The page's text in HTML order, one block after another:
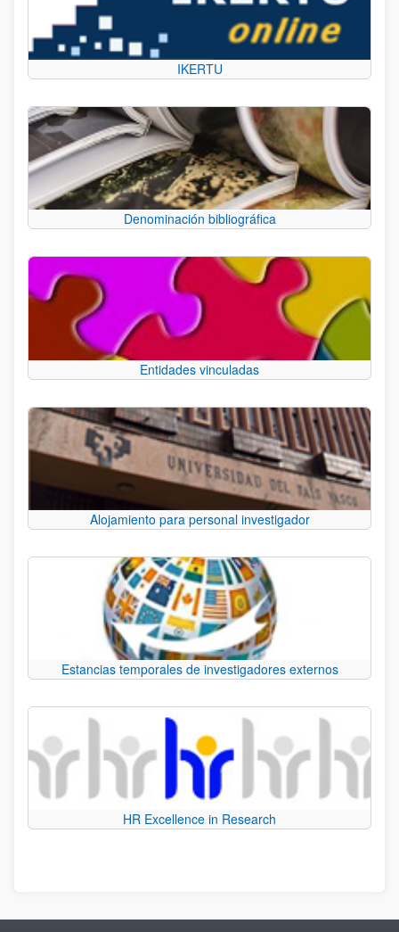
IKERTU
Denominación bibliográfica
Entidades vinculadas
Alojamiento para personal investigador
Estancias temporales de investigadores externos
HR Excellence in Research